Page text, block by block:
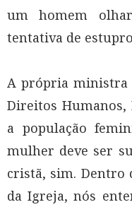
um homem
tentativa de
A própria ministra
Direitos
a população
mulher deve ser
cristã, sim. Dentro
da Igreja, nós